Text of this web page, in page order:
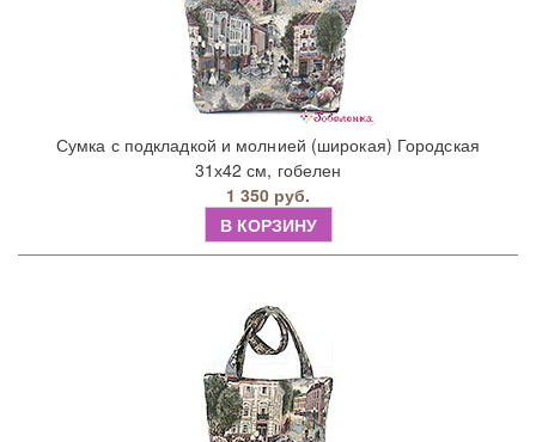
Сумка с подкладкой и молнией (широкая) Городская
31х42 см, гобелен
1 350 руб.
В КОРЗИНУ